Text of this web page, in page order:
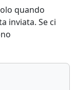
quando
inviata. Se ci